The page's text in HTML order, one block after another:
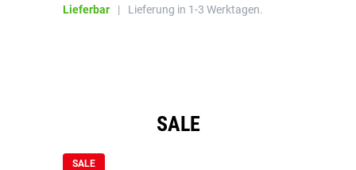
Lieferbar | Lieferung in 1-3 Werktagen.
SALE
SALE